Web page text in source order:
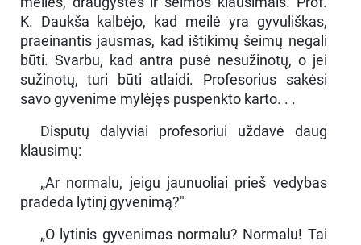
K. Daukša kalbėjo, kad meilė yra gyvuliškas,
praeinantis jausmas, kad ištikimų šeimų negali
būti. Svarbu, kad antra pusė nesužinotų, o jei
sužinotų, turi būti atlaidi. Profesorius sakėsi
savo gyvenime mylėjęs puspenkto karto. . .
Disputų dalyviai profesoriui uždavė daug
klausimų:
„Ar normalu, jeigu jaunuoliai prieš vedybas
pradeda lytinį gyvenimą?"
„O lytinis gyvenimas normalu? Normalu! Tai